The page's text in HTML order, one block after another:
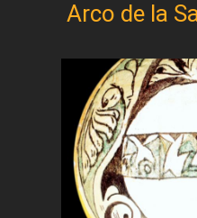
Arco de la